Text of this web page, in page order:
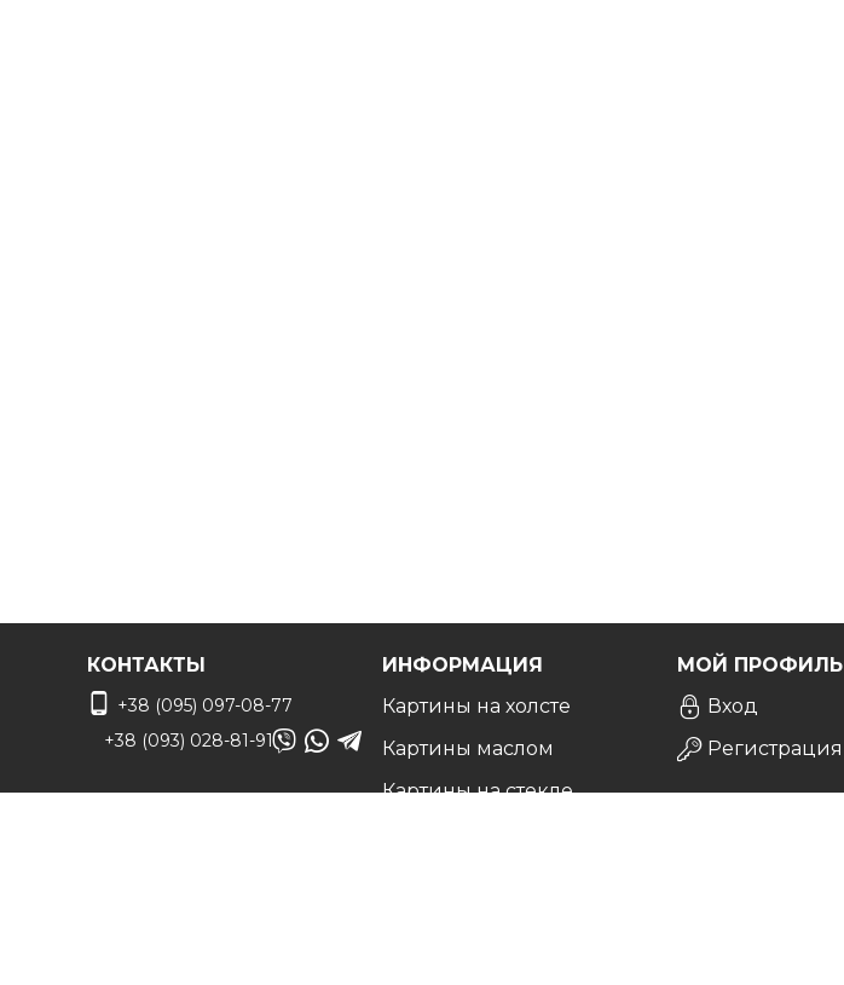
КОНТАКТЫ
+38 (095) 097-08-77
+38 (093) 028-81-91
ИНФОРМАЦИЯ
Картины на холсте
Картины маслом
Картины на стекле
МОЙ ПРОФИЛЬ
Вход
Регистрация